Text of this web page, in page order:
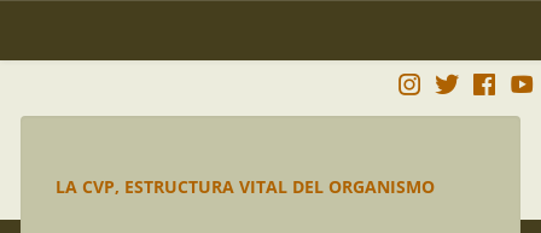
LA CVP, ESTRUCTURA VITAL DEL ORGANISMO